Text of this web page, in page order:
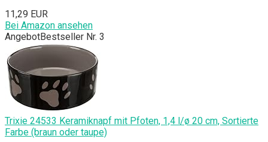
11,29 EUR
Bei Amazon ansehen
AngebotBestseller Nr. 3
Trixie 24533 Keramiknapf mit Pfoten, 1,4 l/ø 20 cm, Sortierte
Farbe (braun oder taupe)